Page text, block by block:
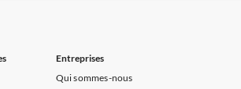
Entreprises
Qui sommes-nous